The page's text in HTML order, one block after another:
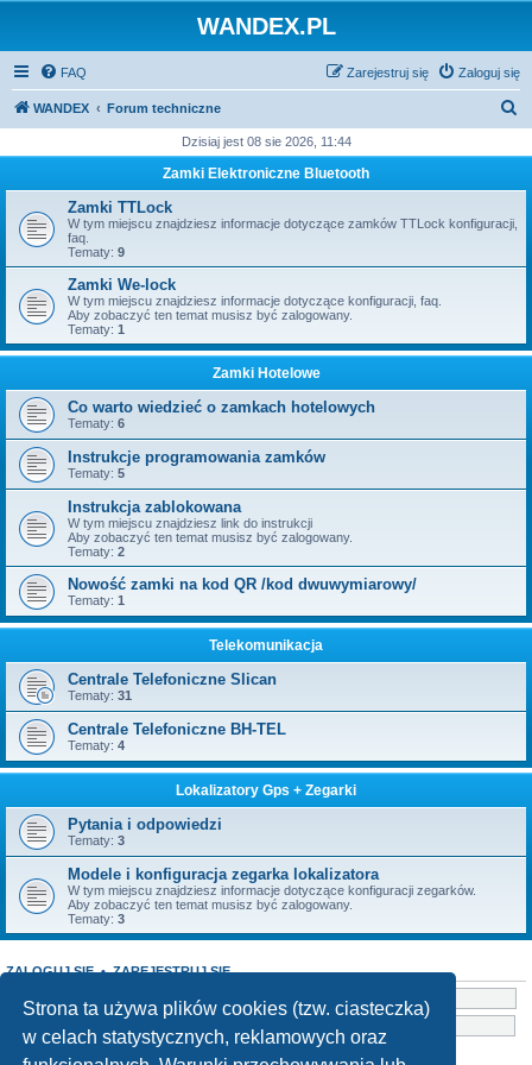
Strona ta używa plików cookies (tzw. ciasteczka)
w celach statystycznych, reklamowych oraz
WANDEX.PL
FAQ Zaloguj się
Zarejestruj się
WANDEX Forum techniczne
k
Dzisiaj jest 08 sie 2026, 11:44
Zamki Elektroniczne Bluetooth
Zamki TTLock
W tym miejscu znajdziesz informacje dotyczące zamków TTLock konfiguracji,
faq.
Tematy: 9
Zamki We-lock
W tym miejscu znajdziesz informacje dotyczące konfiguracji, faq.
Aby zobaczyć ten temat musisz być zalogowany.
Tematy: 1
Zamki Hotelowe
Co warto wiedzieć o zamkach hotelowych
Tematy: 6
Instrukcje programowania zamków
Tematy: 5
Instrukcja zablokowana
W tym miejscu znajdziesz link do instrukcji
Aby zobaczyć ten temat musisz być zalogowany.
Tematy: 2
Nowość zamki na kod QR /kod dwuwymiarowy/
Tematy: 1
Telekomunikacja
Centrale Telefoniczne Slican
Tematy: 31
Centrale Telefoniczne BH-TEL
Tematy: 4
Lokalizatory Gps + Zegarki
Pytania i odpowiedzi
Tematy: 3
Modele i konfiguracja zegarka lokalizatora
W tym miejscu znajdziesz informacje dotyczące konfiguracji zegarków.
Aby zobaczyć ten temat musisz być zalogowany.
Tematy: 3
ZALOGUJ SIĘ•ZAREJESTRUJ SIĘ